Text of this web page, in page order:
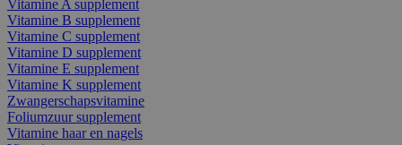
Vitamine A supplement
Vitamine B supplement
Vitamine C supplement
Vitamine D supplement
Vitamine E supplement
Vitamine K supplement
Zwangerschapsvitamine
Foliumzuur supplement
Vitamine haar en nagels